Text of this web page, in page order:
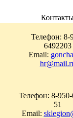
Телефон: 8-
6492203
Email:
Телефон: 8-
51
Email: